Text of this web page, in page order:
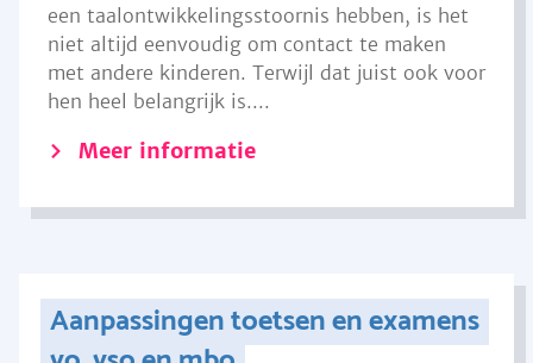
een taalontwikkelingsstoornis hebben, is het
niet altijd eenvoudig om contact te maken
met andere kinderen. Terwijl dat juist ook voor
hen heel belangrijk is....
Meer informatie
Aanpassingen toetsen en examens